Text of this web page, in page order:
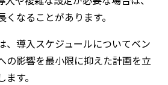
なることがあります。
、導入スケジュールについてベン
の影響を最小限に抑えた計画を立
す。